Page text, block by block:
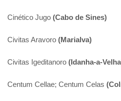
Cinético Jugo (Cabo de Sines)
Civitas Aravoro (Marialva)
Civitas Igeditanoro (Idanha-a-
Centum Cellae; Centum Celas